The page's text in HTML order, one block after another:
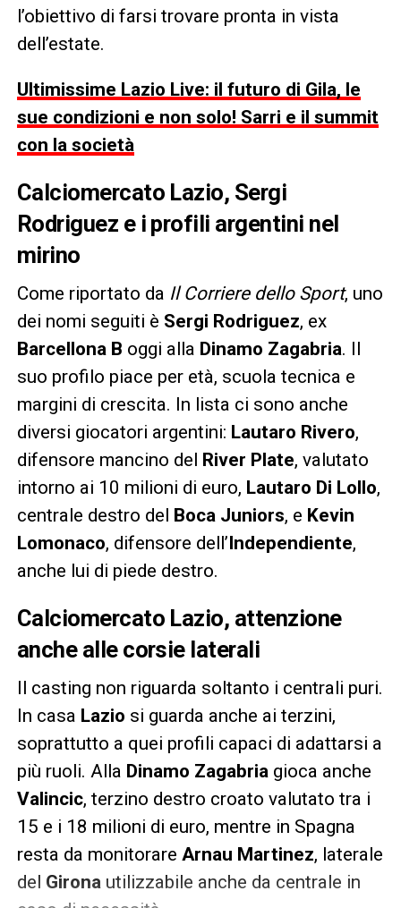
l’obiettivo di farsi trovare pronta in vista
dell’estate.
Ultimissime Lazio Live: il futuro di Gila, le
sue condizioni e non solo! Sarri e il summit
con la società
Calciomercato Lazio, Sergi
Rodriguez e i profili argentini nel
mirino
Come riportato da Il Corriere dello Sport, uno
dei nomi seguiti è Sergi Rodriguez, ex
Barcellona B oggi alla Dinamo Zagabria. Il
suo profilo piace per età, scuola tecnica e
margini di crescita. In lista ci sono anche
diversi giocatori argentini: Lautaro Rivero,
difensore mancino del River Plate, valutato
intorno ai 10 milioni di euro, Lautaro Di Lollo,
centrale destro del Boca Juniors, e Kevin
Lomonaco, difensore dell’Independiente,
anche lui di piede destro.
Calciomercato Lazio, attenzione
anche alle corsie laterali
Il casting non riguarda soltanto i centrali puri.
In casa Lazio si guarda anche ai terzini,
soprattutto a quei profili capaci di adattarsi a
più ruoli. Alla Dinamo Zagabria gioca anche
Valincic, terzino destro croato valutato tra i
15 e i 18 milioni di euro, mentre in Spagna
resta da monitorare Arnau Martinez, laterale
del Girona utilizzabile anche da centrale in